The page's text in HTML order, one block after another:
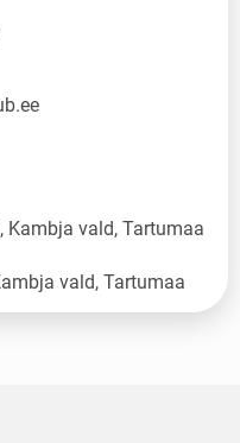
Kambja vald, Tartumaa